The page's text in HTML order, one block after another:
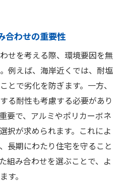
合わせの重要性
せを考える際、環境要因を無
例えば、海岸近くでは、耐塩
とで劣化を防ぎます。一方、
る耐性も考慮する必要があり
要で、アルミやポリカーボネ
択が求められます。これによ
長期にわたり住宅を守ること
組み合わせを選ぶことで、よ
す。